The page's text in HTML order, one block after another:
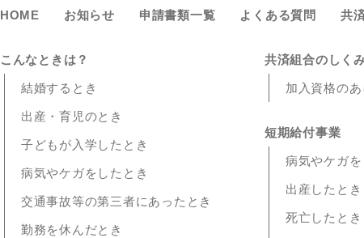
HOME お知らせ 申請書類一覧 よくある質問 共
こんなときは？
結婚するとき
出産・育児のとき
子どもが入学したとき
病気やケガをしたとき
交通事故等の第三者にあったとき
勤務を休んだとき
共済組合のしく
加入資格のあ
短期給付事業
病気やケガを
出産したとき
死亡したとき